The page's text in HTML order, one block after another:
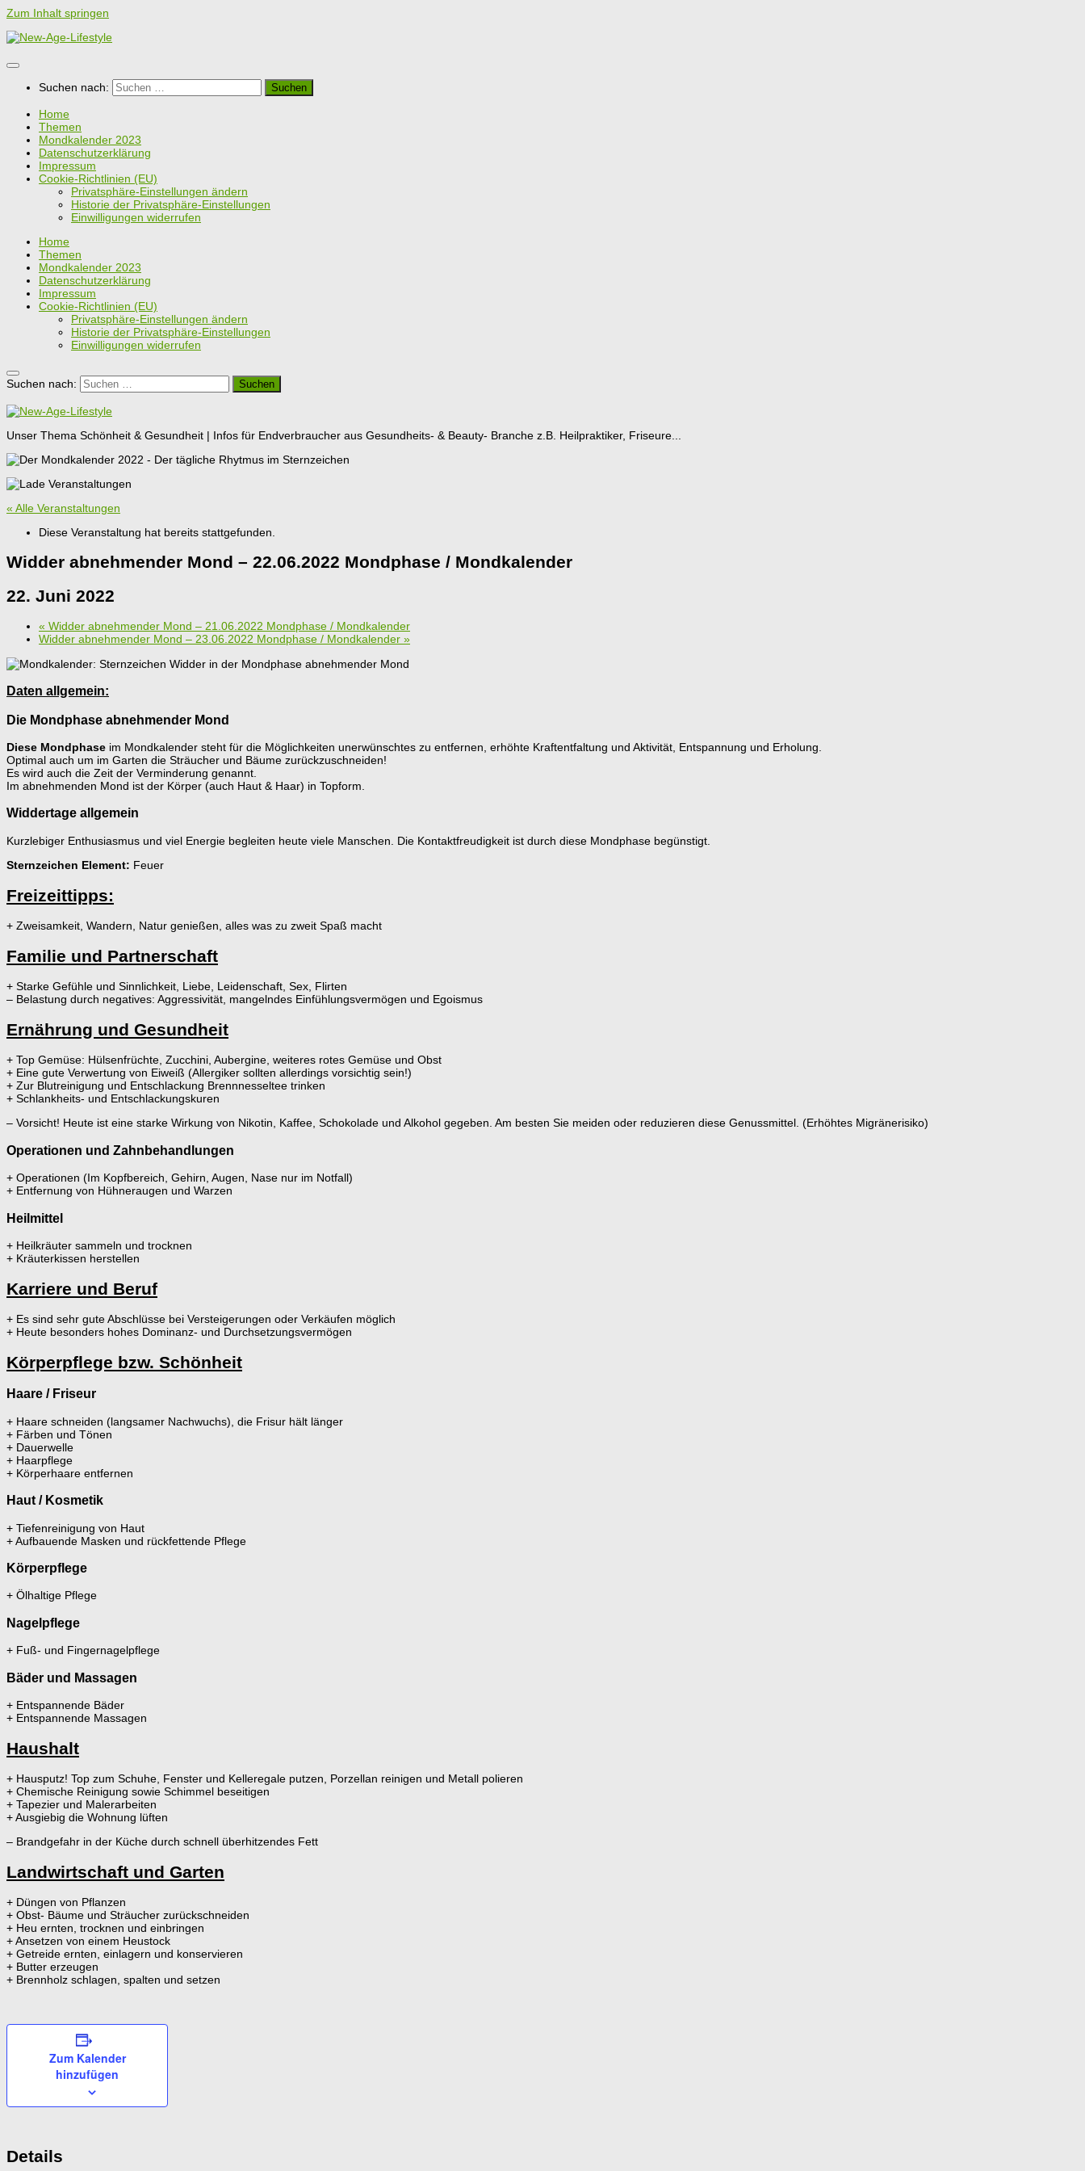
Zum Inhalt springen
Suchen nach:
Home
Themen
Mondkalender 2023
Datenschutzerklärung
Impressum
Cookie-Richtlinien (EU)
Privatsphäre-Einstellungen ändern
Historie der Privatsphäre-Einstellungen
Einwilligungen widerrufen
Home
Themen
Mondkalender 2023
Datenschutzerklärung
Impressum
Cookie-Richtlinien (EU)
Privatsphäre-Einstellungen ändern
Historie der Privatsphäre-Einstellungen
Einwilligungen widerrufen
Suchen nach:
Unser Thema Schönheit & Gesundheit | Infos für Endverbraucher aus Gesundheits- & Beauty- Branche z.B. Heilpraktiker, Friseure...
« Alle Veranstaltungen
Diese Veranstaltung hat bereits stattgefunden.
Widder abnehmender Mond – 22.06.2022 Mondphase / Mondkalender
22. Juni 2022
« Widder abnehmender Mond – 21.06.2022 Mondphase / Mondkalender
Widder abnehmender Mond – 23.06.2022 Mondphase / Mondkalender »
Daten allgemein:
Die Mondphase abnehmender Mond
Diese Mondphase im Mondkalender steht für die Möglichkeiten unerwünschtes zu entfernen, erhöhte Kraftentfaltung und Aktivität, Entspannung und Erholung.
Optimal auch um im Garten die Sträucher und Bäume zurückzuschneiden!
Es wird auch die Zeit der Verminderung genannt.
Im abnehmenden Mond ist der Körper (auch Haut & Haar) in Topform.
Widdertage allgemein
Kurzlebiger Enthusiasmus und viel Energie begleiten heute viele Manschen. Die Kontaktfreudigkeit ist durch diese Mondphase begünstigt.
Sternzeichen Element: Feuer
Freizeittipps:
+ Zweisamkeit, Wandern, Natur genießen, alles was zu zweit Spaß macht
Familie und Partnerschaft
+ Starke Gefühle und Sinnlichkeit, Liebe, Leidenschaft, Sex, Flirten
– Belastung durch negatives: Aggressivität, mangelndes Einfühlungsvermögen und Egoismus
Ernährung und Gesundheit
+ Top Gemüse: Hülsenfrüchte, Zucchini, Aubergine, weiteres rotes Gemüse und Obst
+ Eine gute Verwertung von Eiweiß (Allergiker sollten allerdings vorsichtig sein!)
+ Zur Blutreinigung und Entschlackung Brennnesseltee trinken
+ Schlankheits- und Entschlackungskuren
– Vorsicht! Heute ist eine starke Wirkung von Nikotin, Kaffee, Schokolade und Alkohol gegeben. Am besten Sie meiden oder reduzieren diese Genussmittel. (Erhöhtes Migränerisiko)
Operationen und Zahnbehandlungen
+ Operationen (Im Kopfbereich, Gehirn, Augen, Nase nur im Notfall)
+ Entfernung von Hühneraugen und Warzen
Heilmittel
+ Heilkräuter sammeln und trocknen
+ Kräuterkissen herstellen
Karriere und Beruf
+ Es sind sehr gute Abschlüsse bei Versteigerungen oder Verkäufen möglich
+ Heute besonders hohes Dominanz- und Durchsetzungsvermögen
Körperpflege bzw. Schönheit
Haare / Friseur
+ Haare schneiden (langsamer Nachwuchs), die Frisur hält länger
+ Färben und Tönen
+ Dauerwelle
+ Haarpflege
+ Körperhaare entfernen
Haut / Kosmetik
+ Tiefenreinigung von Haut
+ Aufbauende Masken und rückfettende Pflege
Körperpflege
+ Ölhaltige Pflege
Nagelpflege
+ Fuß- und Fingernagelpflege
Bäder und Massagen
+ Entspannende Bäder
+ Entspannende Massagen
Haushalt
+ Hausputz! Top zum Schuhe, Fenster und Kelleregale putzen, Porzellan reinigen und Metall polieren
+ Chemische Reinigung sowie Schimmel beseitigen
+ Tapezier und Malerarbeiten
+ Ausgiebig die Wohnung lüften
– Brandgefahr in der Küche durch schnell überhitzendes Fett
Landwirtschaft und Garten
+ Düngen von Pflanzen
+ Obst- Bäume und Sträucher zurückschneiden
+ Heu ernten, trocknen und einbringen
+ Ansetzen von einem Heustock
+ Getreide ernten, einlagern und konservieren
+ Butter erzeugen
+ Brennholz schlagen, spalten und setzen
Zum Kalender
hinzufügen
Details